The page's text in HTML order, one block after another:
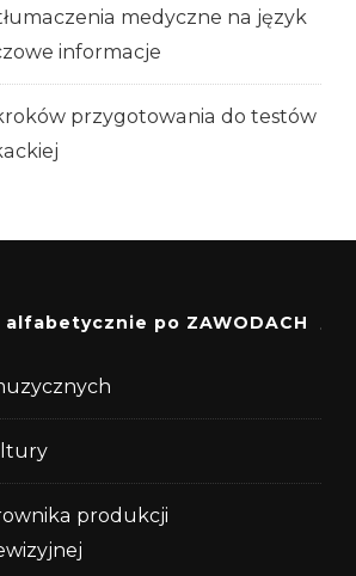
medyczne na język
informacje
przygotowania do testów
po ZAWODACH
produkcji